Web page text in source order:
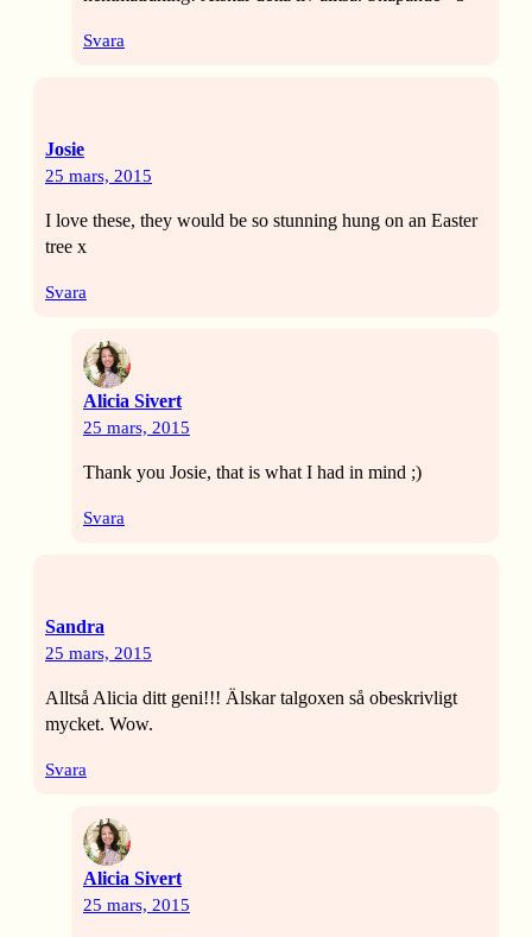
Svara
Josie
25 mars, 2015
I love these, they would be so stunning hung on an Easter
tree x
Svara
Alicia Sivert
25 mars, 2015
Thank you Josie, that is what I had in mind ;)
Svara
Sandra
25 mars, 2015
Alltså Alicia ditt geni!!! Älskar talgoxen så obeskrivligt
mycket. Wow.
Svara
Alicia Sivert
25 mars, 2015